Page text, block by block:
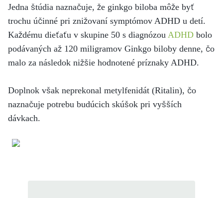
Jedna štúdia naznačuje, že ginkgo biloba môže byť
trochu účinné pri znižovaní symptómov ADHD u detí.
Každému dieťaťu v skupine 50 s diagnózou ADHD bolo
podávaných až 120 miligramov Ginkgo biloby denne, čo
malo za následok nižšie hodnotené príznaky ADHD.
Doplnok však neprekonal metylfenidát (Ritalin), čo
naznačuje potrebu budúcich skúšok pri vyšších
dávkach.